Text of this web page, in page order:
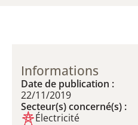
Informations
Date de publication :
22/11/2019
Secteur(s) concerné(s) :
Électricité